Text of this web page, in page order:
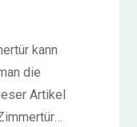
kann
die
Artikel